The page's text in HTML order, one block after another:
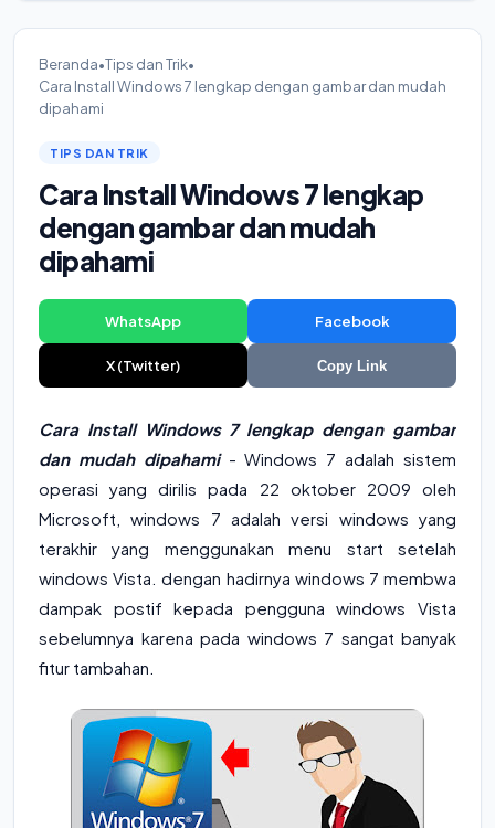
Beranda•Tips dan Trik•
Cara Install Windows 7 lengkap dengan gambar dan mudah
dipahami
TIPS DAN TRIK
Cara Install Windows 7 lengkap
dengan gambar dan mudah
dipahami
WhatsApp Facebook
X (Twitter) Copy Link
Cara Install Windows 7 lengkap dengan gambar
dan mudah dipahami- Windows 7 adalah sistem
operasi yang dirilis pada 22 oktober 2009 oleh
Microsoft, windows 7 adalah versi windows yang
terakhir yang menggunakan menu start setelah
windows Vista. dengan hadirnya windows 7 membwa
dampak postif kepada pengguna windows Vista
sebelumnya karena pada windows 7 sangat banyak
fitur tambahan.